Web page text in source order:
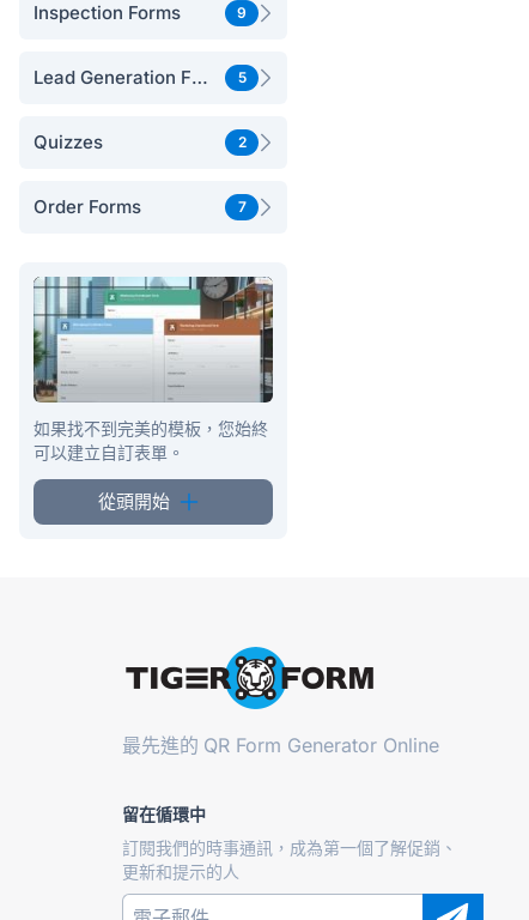
Inspection Forms 9
Lead Generation Forms 5
Quizzes 2
Order Forms 7
如果找不到完美的模板，您始終
可以建立自訂表單。
從頭開始
最先進的 QR Form Generator Online
留在循環中
訂閱我們的時事通訊，成為第一個了解促銷、
更新和提示的人